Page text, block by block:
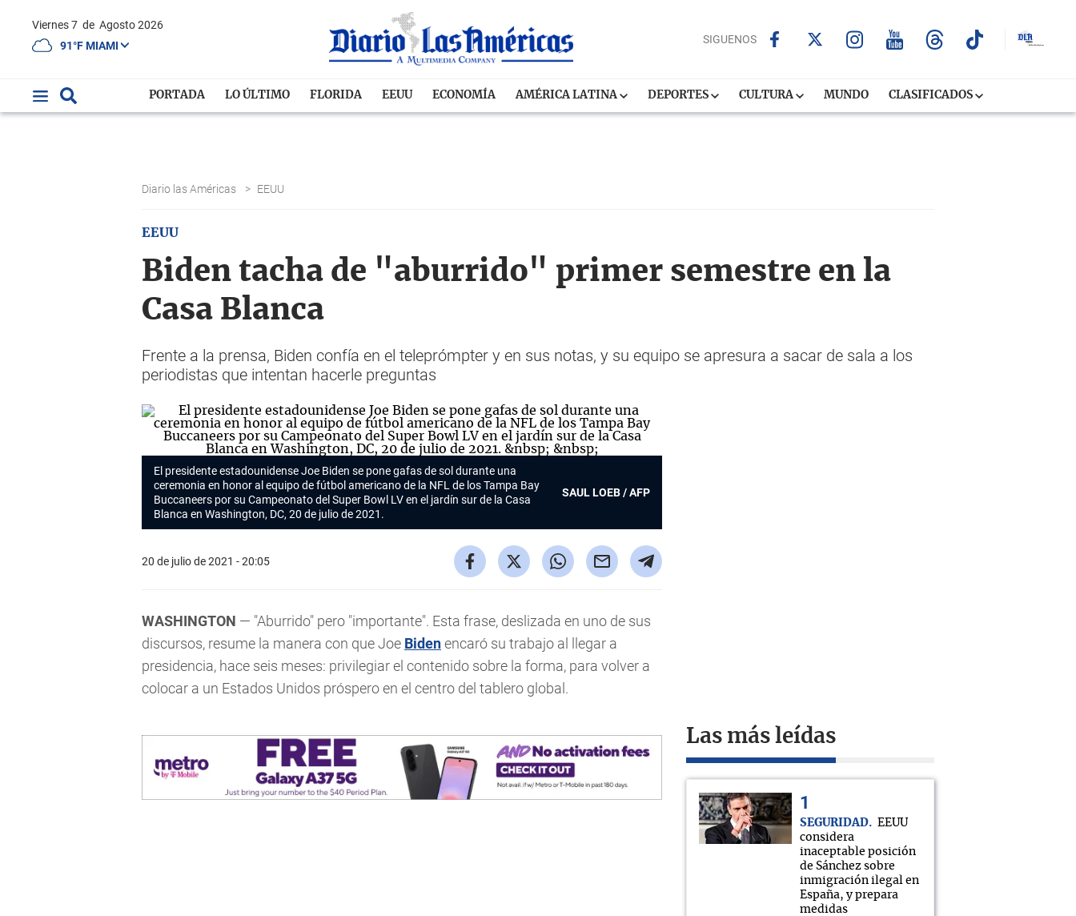
Viernes 7 de Agosto 2026
91°F MIAMI
SIGUENOS
PORTADA LO ÚLTIMO FLORIDA EEUU ECONOMÍA AMÉRICA LATINA DEPORTES CULTURA MUNDO CLASIFICADOS
Diario las Américas > EEUU
EEUU
Biden tacha de "aburrido" primer semestre en la
Casa Blanca
Frente a la prensa, Biden confía en el teleprómpter y en sus notas, y su equipo se apresura a sacar de sala a los
periodistas que intentan hacerle preguntas
El presidente estadounidense Joe Biden se pone gafas de sol durante una
ceremonia en honor al equipo de fútbol americano de la NFL de los Tampa Bay
Buccaneers por su Campeonato del Super Bowl LV en el jardín sur de la Casa
Blanca en Washington, DC, 20 de julio de 2021.
SAUL LOEB / AFP
20 de julio de 2021 - 20:05
WASHINGTON — "Aburrido" pero "importante". Esta frase, deslizada en uno de sus
discursos, resume la manera con que Joe Bidenencaró su trabajo al llegar a
presidencia, hace seis meses: privilegiar el contenido sobre la forma, para volver a
colocar a un Estados Unidos próspero en el centro del tablero global.
Las más leídas
SEGURIDAD
EEUU
considera
inaceptable posición
de Sánchez sobre
inmigración ilegal en
España, y prepara
medidas